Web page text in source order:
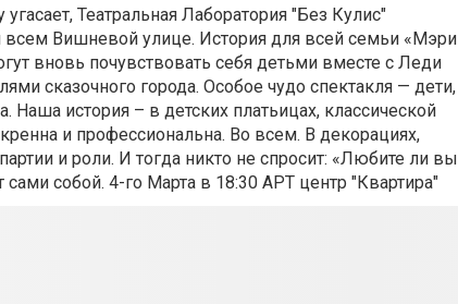
Театральная Лаборатория "Без Кулис"
всем Вишневой улице. История для всей семьи «Мэри
вновь почувствовать себя детьми вместе с Леди
сказочного города. Особое чудо спектакля — дети,
Наша история – в детских платьицах, классической
и профессиональна. Во всем. В декорациях,
и роли. И тогда никто не спросит: «Любите ли вы
собой. 4-го Марта в 18:30 АРТ центр "Квартира"